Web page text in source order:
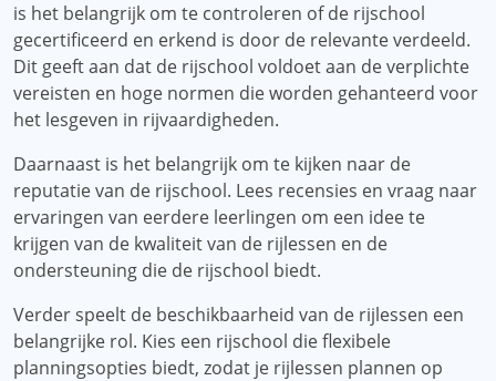
is het belangrijk om te controleren of de rijschool
gecertificeerd en erkend is door de relevante verdeeld.
Dit geeft aan dat de rijschool voldoet aan de verplichte
vereisten en hoge normen die worden gehanteerd voor
het lesgeven in rijvaardigheden.
Daarnaast is het belangrijk om te kijken naar de
reputatie van de rijschool. Lees recensies en vraag naar
ervaringen van eerdere leerlingen om een ​​idee te
krijgen van de kwaliteit van de rijlessen en de
ondersteuning die de rijschool biedt.
Verder speelt de beschikbaarheid van de rijlessen een
belangrijke rol. Kies een rijschool die flexibele
planningsopties biedt, zodat je rijlessen plannen op